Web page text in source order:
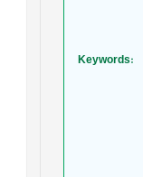
Keywords: